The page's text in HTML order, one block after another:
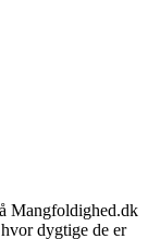
Mangfoldighed.dk
dygtige de er